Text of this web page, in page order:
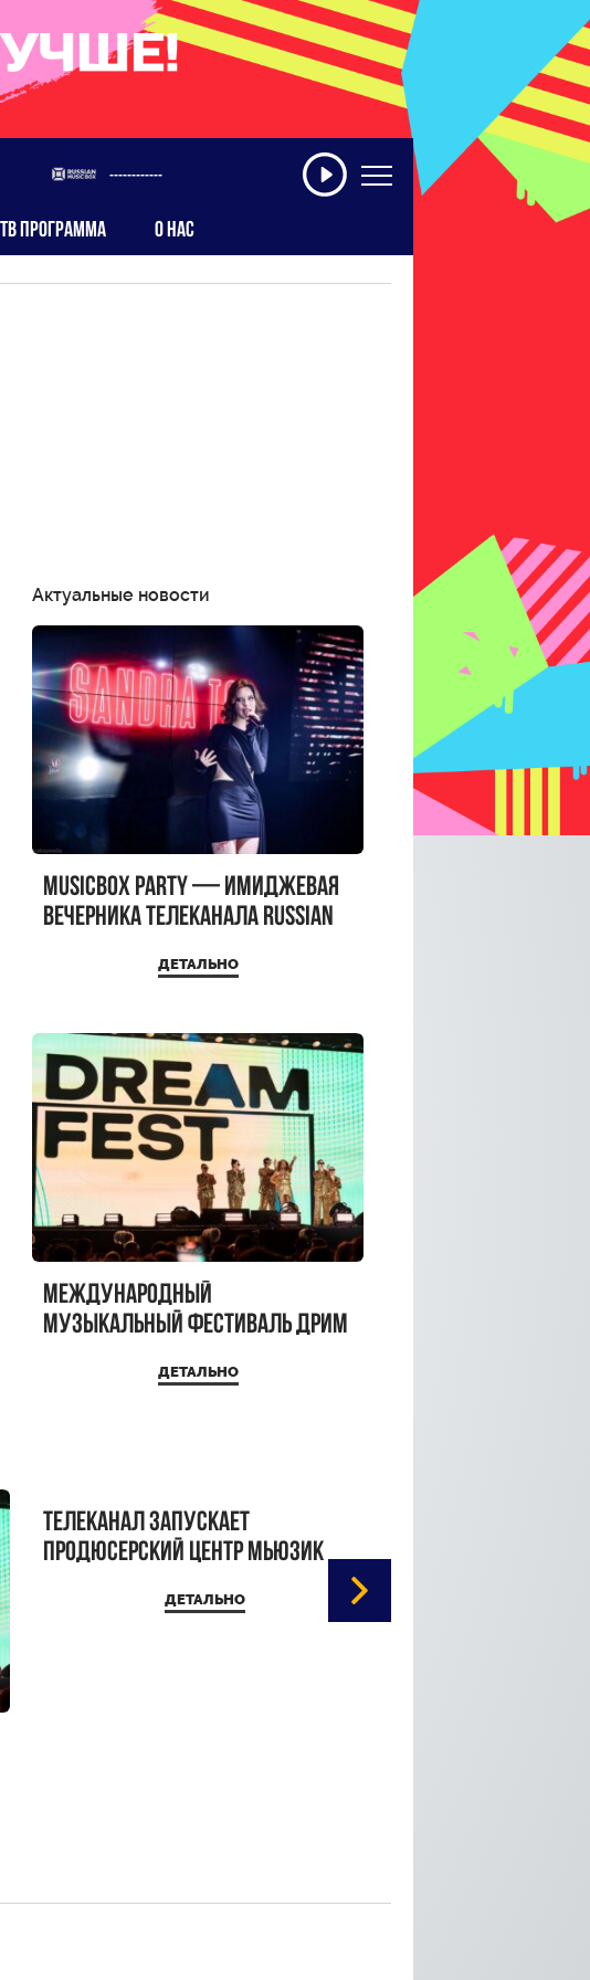
------------
ТВ ПРОГРАММА О НАС
Актуальные новости
MUSICBOX PARTY — имиджевая
вечерника телеканала RUSSIAN
ДЕТАЛЬНО
Международный
музыкальный фестиваль ДРИМ
ДЕТАЛЬНО
Телеканал запускает
продюсерский центр Мьюзик
ДЕТАЛЬНО